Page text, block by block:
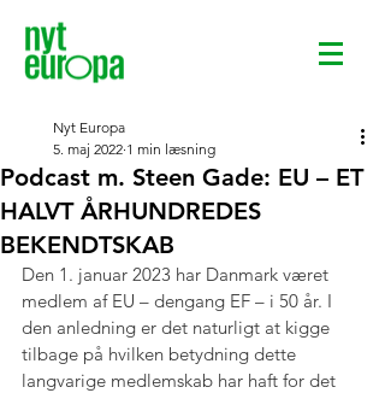
Podcast m. Steen Gade: EU – ET
HALVT ÅRHUNDREDES
BEKENDTSKAB
Nyt Europa
5. maj 2022 1 min læsning
Den 1. januar 2023 har Danmark været
medlem af EU – dengang EF – i 50 år. I
den anledning er det naturligt at kigge
tilbage på hvilken betydning dette
langvarige medlemskab har haft for det